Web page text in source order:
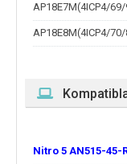
AP18E7M(4ICP4/
AP18E8M(4ICP4/
Nitro 5 AN515-45-